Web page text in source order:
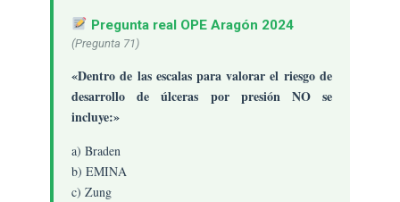
Pregunta real OPE Aragón 2024
(Pregunta 71)
«Dentro de las escalas para valorar el riesgo de
desarrollo de úlceras por presión NO se
incluye:»
a) Braden
b) EMINA
c) Zung